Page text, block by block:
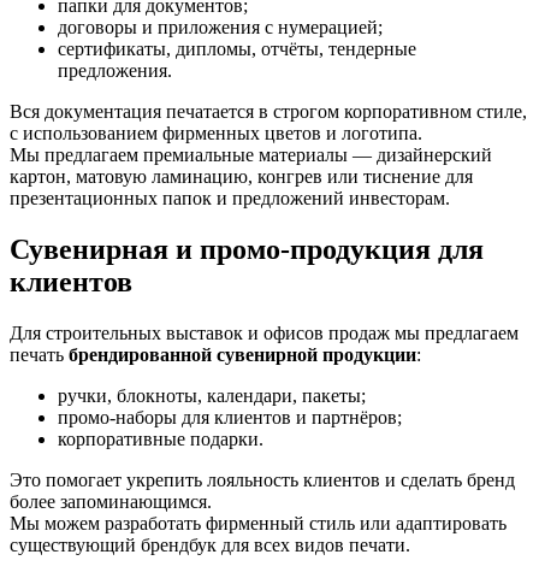
папки для документов;
договоры и приложения с нумерацией;
сертификаты, дипломы, отчёты, тендерные
предложения.
Вся документация печатается в строгом корпоративном стиле,
с использованием фирменных цветов и логотипа.
Мы предлагаем премиальные материалы — дизайнерский
картон, матовую ламинацию, конгрев или тиснение для
презентационных папок и предложений инвесторам.
Сувенирная и промо-продукция для
клиентов
Для строительных выставок и офисов продаж мы предлагаем
печать брендированной сувенирной продукции:
ручки, блокноты, календари, пакеты;
промо-наборы для клиентов и партнёров;
корпоративные подарки.
Это помогает укрепить лояльность клиентов и сделать бренд
более запоминающимся.
Мы можем разработать фирменный стиль или адаптировать
существующий брендбук для всех видов печати.